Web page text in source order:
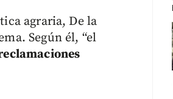
agraria, De la
Según él, “el